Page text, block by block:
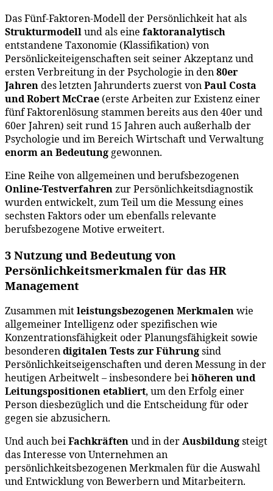
Das Fünf-Faktoren-Modell der Persönlichkeit hat als
Strukturmodellund als eine faktoranalytisch
entstandene Taxonomie (Klassifikation) von
Persönlickeiteigenschaften seit seiner Akzeptanz und
ersten Verbreitung in der Psychologie in den80er
Jahrendes letzten Jahrunderts zuerst vonPaul Costa
und Robert McCrae (erste Arbeiten zur Existenz einer
fünf Faktorenlösung stammen bereits aus den 40er und
60er Jahren) seit rund 15 Jahren auch außerhalb der
Psychologie und im Bereich Wirtschaft und Verwaltung
enorm an Bedeutung gewonnen.
Eine Reihe von allgemeinen und berufsbezogenen
Online-Testverfahrenzur Persönlichkeitsdiagnostik
wurden entwickelt, zum Teil um die Messung eines
sechsten Faktors oder um ebenfalls relevante
berufsbezogene Motive erweitert.
3 Nutzung und Bedeutung von
Persönlichkeitsmerkmalen für das HR
Management
Zusammen mitleistungsbezogenen Merkmalenwie
allgemeiner Intelligenz oder spezifischen wie
Konzentrationsfähigkeit oder Planungsfähigkeit sowie
besonderendigitalen Tests zur Führungsind
Persönlichkeitseigenschaften und deren Messung in der
heutigen Arbeitwelt – insbesondere beihöheren und
Leitungspositionen etabliert, um den Erfolg einer
Person diesbezüglich und die Entscheidung für oder
gegen sie abzusichern.
Und auch beiFachkräftenund in derAusbildungsteigt
das Interesse von Unternehmen an
persönlichkeitsbezogenen Merkmalen für die Auswahl
und Entwicklung von Bewerbern und Mitarbeitern.